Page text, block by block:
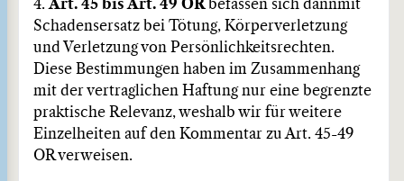
4. Art. 45 bis Art. 49 OR befassen sich dannmit
Schadensersatz bei Tötung, Körperverletzung
und Verletzung von Persönlichkeitsrechten.
Diese Bestimmungen haben im Zusammenhang
mit der vertraglichen Haftung nur eine begrenzte
praktische Relevanz, weshalb wir für weitere
Einzelheiten auf den Kommentar zu Art. 45-49
OR verweisen.